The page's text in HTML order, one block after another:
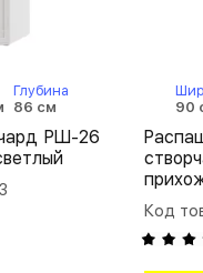
Глубина
86 см
РШ-26
90
Код